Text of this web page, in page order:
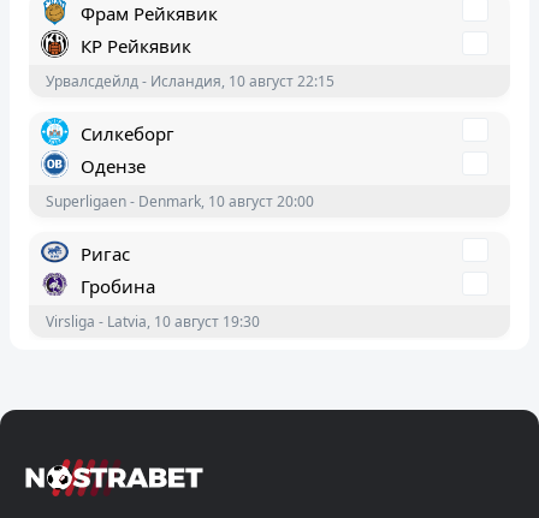
Урвалсдейлд - Исландия, 10 август 22:15
Силкеборг
Одензе
Superligaen - Denmark, 10 август 20:00
Ригас
Гробина
Virsliga - Latvia, 10 август 19:30
Мура
ЦСКА